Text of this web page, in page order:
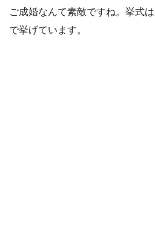
ご成婚なんて素敵ですね。挙式
で挙げています。